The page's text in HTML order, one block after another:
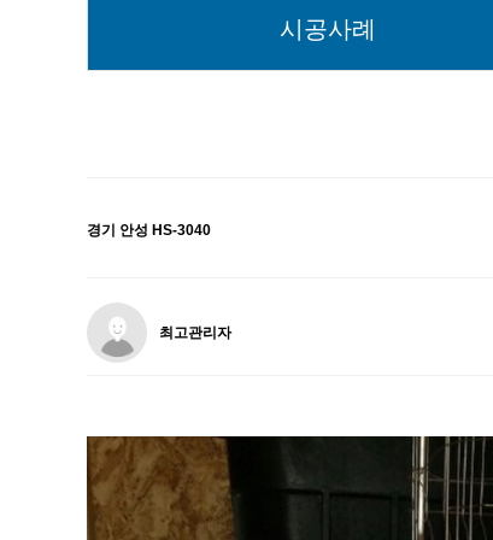
시공사례
경기 안성 HS-3040
최고관리자